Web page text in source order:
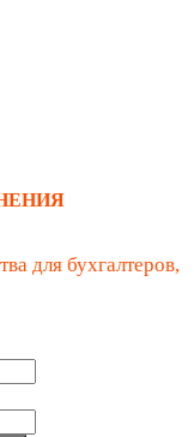
для бухгалтеров,